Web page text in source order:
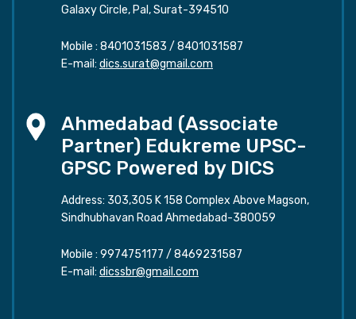
Galaxy Circle, Pal, Surat-394510
Mobile : 8401031583 / 8401031587
E-mail: dics.surat@gmail.com
Ahmedabad (Associate
Partner) Edukreme UPSC-
GPSC Powered by DICS
Address: 303,305 K 158 Complex Above Magson,
Sindhubhavan Road Ahmedabad-380059
Mobile : 9974751177 / 8469231587
E-mail: dicssbr@gmail.com